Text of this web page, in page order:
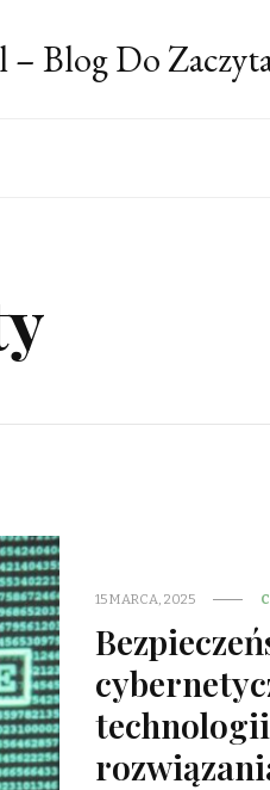
– Blog Do
15 MARCA, 2025